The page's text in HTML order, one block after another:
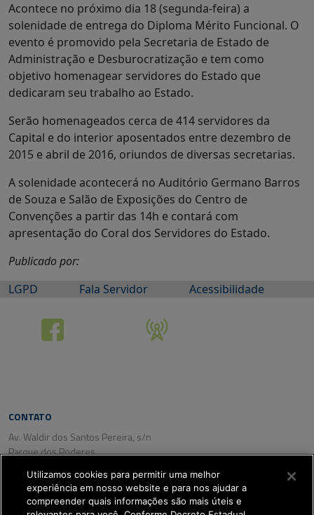
Acontece no próximo dia 18 (segunda-feira) a
solenidade de entrega do Diploma Mérito Funcional. O
evento é promovido pela Secretaria de Estado de
Administração e Desburocratização e tem como
objetivo homenagear servidores do Estado que
dedicaram seu trabalho ao Estado.
Serão homenageados cerca de 414 servidores da
Capital e do interior aposentados entre dezembro de
2015 e abril de 2016, oriundos de diversas secretarias.
A solenidade acontecerá no Auditório Germano Barros
de Souza e Salão de Exposições do Centro de
Convenções a partir das 14h e contará com
apresentação do Coral dos Servidores do Estado.
Publicado por:
LGPD
Fala Servidor Acessibilidade
CONTATO
Av. Waldir dos Santos Pereira, s/n
Parque dos Poderes
Campo Grande/ MS
Tel. (67) 3318-2800
Fax: (67) 3318-2809
Utilizamos cookies para permitir uma melhor
experiência em nosso website e para nos ajudar a
compreender quais informações são mais úteis e